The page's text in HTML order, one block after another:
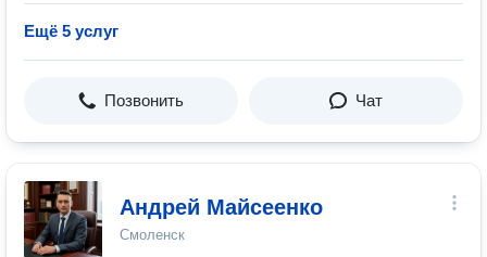
Ещё 5 услуг
Позвонить Чат
Андрей Майсеенко
Смоленск